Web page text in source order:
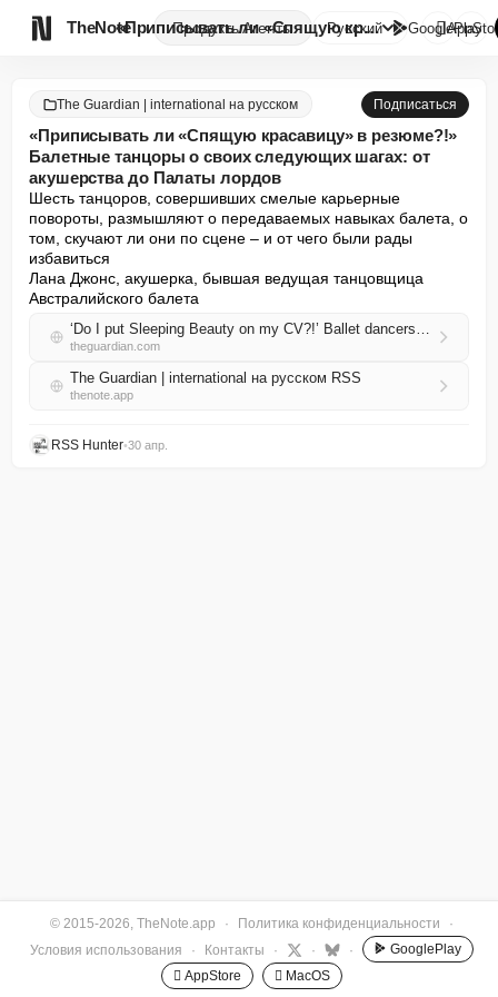
TheNote ПродуктыАгенты «Приписывать ли «Спящую красав...
Русский GooglePlay

The Guardian | international на русском Подписаться
«Приписывать ли «Спящую красавицу» в резюме?!»
Балетные танцоры о своих следующих шагах: от
акушерства до Палаты лордов
Шесть танцоров, совершивших смелые карьерные
повороты, размышляют о передаваемых навыках балета, о
том, скучают ли они по сцене – и от чего были рады
избавиться
Лана Джонс, акушерка, бывшая ведущая танцовщица
Австралийского балета
‘Do I put Sleeping Beauty on my CV?!’ Ballet dancers on their next steps, from midwifery to the House of Lords
theguardian.com
The Guardian | international на русском RSS
thenote.app
RSS Hunter•30 апр.
© 2015-2026, TheNote.app · Политика конфиденциальности
·
Условия использования
· Контакты · · ·
GooglePlay
 AppStore
 MacOS